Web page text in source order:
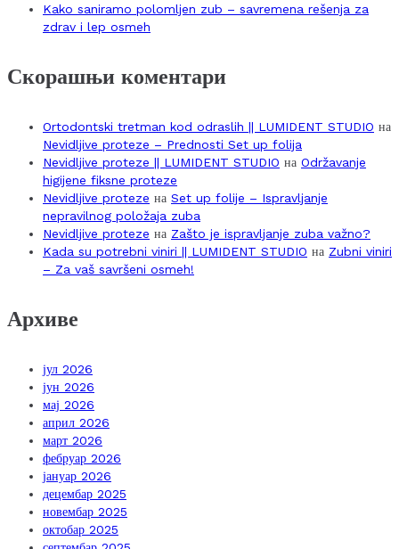
Kako saniramo polomljen zub – savremena rešenja za
zdrav i lep osmeh
Скорашњи коментари
Ortodontski tretman kod odraslih || LUMIDENT STUDIO на
Nevidljive proteze – Prednosti Set up folija
Nevidljive proteze || LUMIDENT STUDIO на Održavanje
higijene fiksne proteze
Nevidljive proteze на Set up folije – Ispravljanje
nepravilnog položaja zuba
Nevidljive proteze на Zašto je ispravljanje zuba važno?
Kada su potrebni viniri || LUMIDENT STUDIO на Zubni viniri
– Za vaš savršeni osmeh!
Архиве
јул 2026
јун 2026
мај 2026
април 2026
март 2026
фебруар 2026
јануар 2026
децембар 2025
новембар 2025
октобар 2025